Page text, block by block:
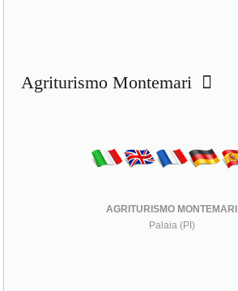
Agriturismo Montemari
AGRITURISMO MONTEMARI
Palaia (PI)